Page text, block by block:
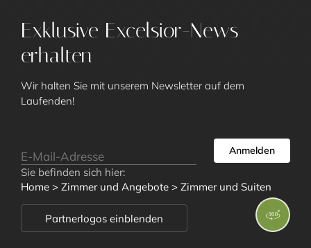
Excelsior
Zimmer und
Angebote
Exklusive Excelsior-News
erhalten
Wir halten Sie mit unserem Newsletter auf dem
Laufenden!
Anmelden
Sie befinden sich hier:
Home > Zimmer und Angebote > Zimmer und Suiten
Partnerlogos einblenden